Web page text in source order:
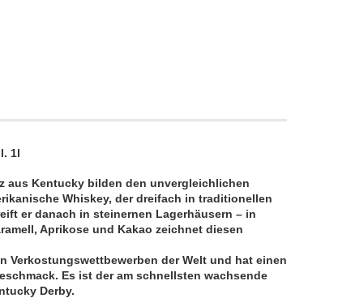
1l​
aus Kentucky bilden den unvergleichlichen
Whiskey, der dreifach in traditionellen
er danach in steinernen Lagerhäusern – in
Aprikose und Kakao zeichnet diesen
Verkostungswettbewerben der Welt und hat einen
Es ist der am schnellsten wachsende
Derby.